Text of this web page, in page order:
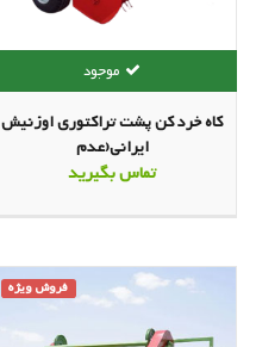
کاه خرد کن پشت تراکتوری اوزنیش
ایرانی(عدم
موجودی1405/03/17)تماس بگیرید
فروش ویژه